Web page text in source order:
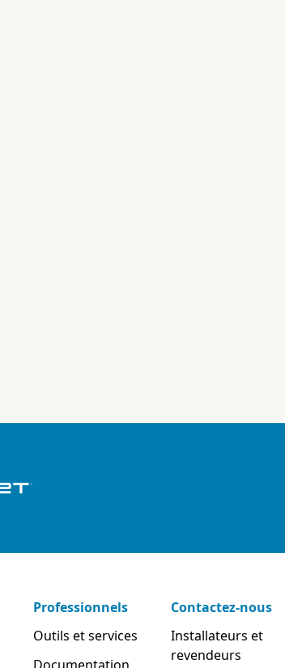
Professionnels
Outils et services
Contactez-nous
Installateurs et
revendeurs